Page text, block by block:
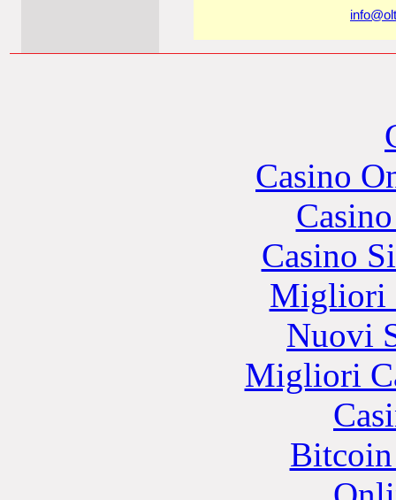
Casino
Casino
Migliori
Nuovi
Migliori